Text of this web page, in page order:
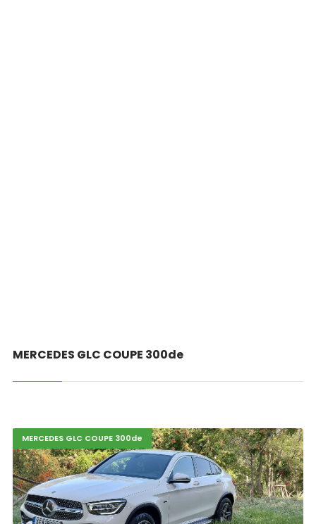
MERCEDES GLC COUPE 300de
MERCEDES GLC COUPE 300de